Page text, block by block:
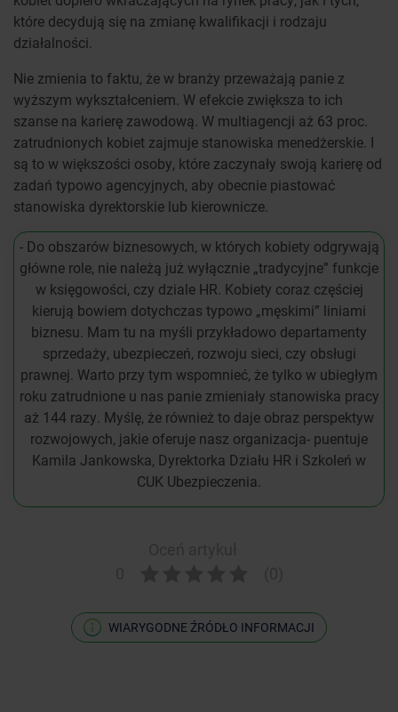
które decydują się na zmianę kwalifikacji i rodzaju
działalności.
Nie zmienia to faktu, że w branży przeważają panie z
wyższym wykształceniem. W efekcie zwiększa to ich
szanse na karierę zawodową. W multiagencji aż 63 proc.
zatrudnionych kobiet zajmuje stanowiska menedżerskie. I
są to w większości osoby, które zaczynały swoją karierę od
zadań typowo agencyjnych, aby obecnie piastować
stanowiska dyrektorskie lub kierownicze.
- Do obszarów biznesowych, w których kobiety odgrywają
główne role, nie należą już wyłącznie „tradycyjne” funkcje
w księgowości, czy dziale HR. Kobiety coraz częściej
kierują bowiem dotychczas typowo „męskimi” liniami
biznesu. Mam tu na myśli przykładowo departamenty
sprzedaży, ubezpieczeń, rozwoju sieci, czy obsługi
prawnej. Warto przy tym wspomnieć, że tylko w ubiegłym
roku zatrudnione u nas panie zmieniały stanowiska pracy
aż 144 razy. Myślę, że również to daje obraz perspektyw
rozwojowych, jakie oferuje nasz organizacja- puentuje
Kamila Jankowska, Dyrektorka Działu HR i Szkoleń w
CUK Ubezpieczenia.
WIARYGODNE ŹRÓDŁO INFORMACJI